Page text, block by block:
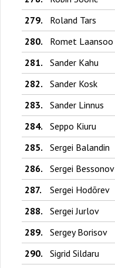
279.
Roland Tars
280.
Romet Laansoo
281.
Sander Kahu
282.
Sander Kosk
283.
Sander Linnus
284.
Seppo Kiuru
285.
Sergei Balandin
286.
Sergei Bessonov
287.
Sergei Hodõrev
288.
Sergei Jurlov
289.
Sergey Borisov
290.
Sigrid Sildaru